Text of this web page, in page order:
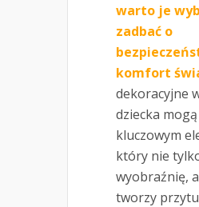
warto je
zadbać o
komfort
dekoracyjne
dziecka
kluczowym
który nie
wyobraźnię,
tworzy